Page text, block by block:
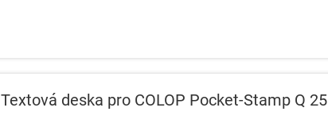
Textová deska pro COLOP Pocket-Stamp Q 25